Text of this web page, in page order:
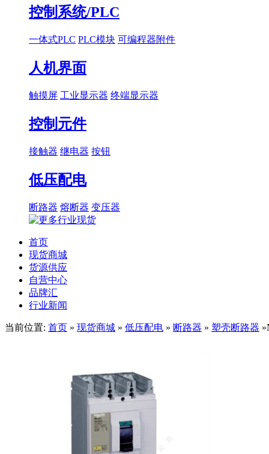
控制系统/PLC
一体式PLC PLC模块 可编程器附件
人机界面
触摸屏 工业显示器 终端显示器
控制元件
接触器 继电器 按钮
低压配电
断路器 熔断器 变压器
首页
现货商城
货源供应
自营中心
品牌汇
行业新闻
当前位置: 首页 » 现货商城 » 低压配电 » 断路器 » 塑壳断路器